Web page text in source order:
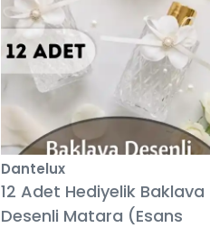
Dantelux
12 Adet Hediyelik Baklava
Desenli Matara (Esans